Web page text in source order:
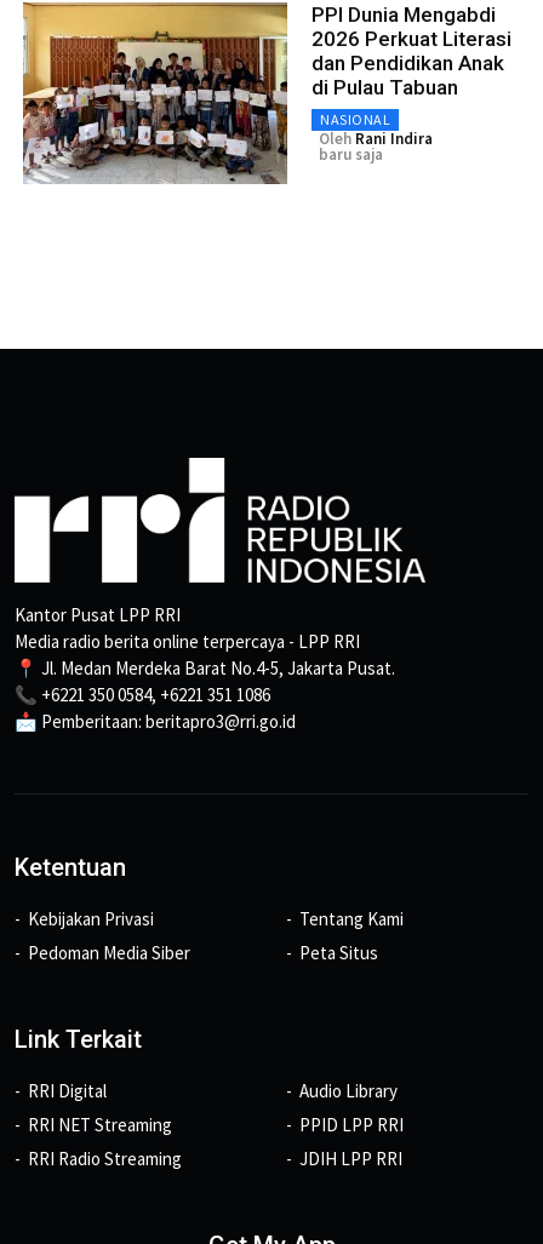
PPI Dunia Mengabdi
2026 Perkuat Literasi
dan Pendidikan Anak
di Pulau Tabuan
NASIONAL
Oleh Rani Indira
baru saja
Kantor Pusat LPP RRI
Media radio berita online terpercaya - LPP RRI
📍 Jl. Medan Merdeka Barat No.4-5, Jakarta Pusat.
📞 +6221 350 0584, +6221 351 1086
📩 Pemberitaan: beritapro3@rri.go.id
Ketentuan
Kebijakan Privasi
Pedoman Media Siber
Tentang Kami
Peta Situs
Link Terkait
RRI Digital
RRI NET Streaming
RRI Radio Streaming
Audio Library
PPID LPP RRI
JDIH LPP RRI